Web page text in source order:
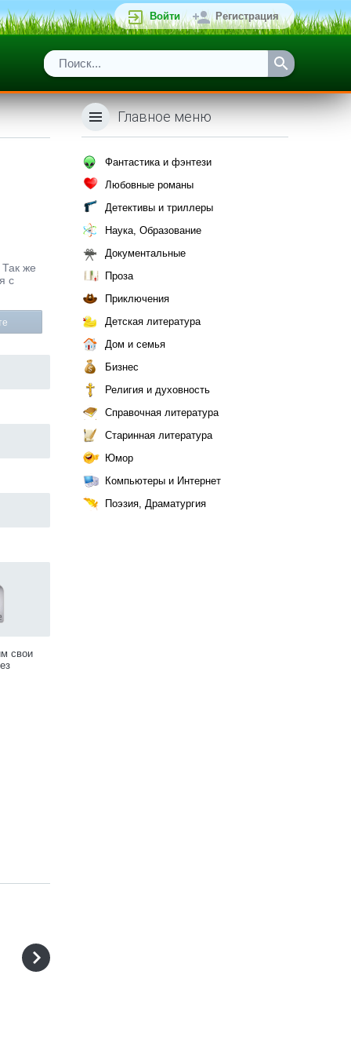
Войти Регистрация
же
с
свои
Главное меню
Фантастика и фэнтези
Любовные романы
Детективы и триллеры
Наука, Образование
Документальные
Проза
Приключения
Детская литература
Дом и семья
Бизнес
Религия и духовность
Справочная литература
Старинная литература
Юмор
Компьютеры и Интернет
Поэзия, Драматургия